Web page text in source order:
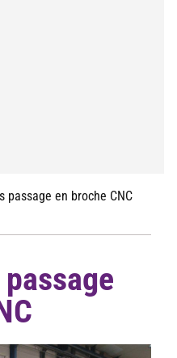
passage en broche CNC